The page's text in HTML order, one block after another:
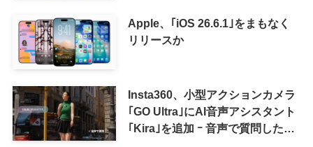
Apple、｢iOS 26.6.1｣をまもなく
リリースか
Insta360、小型アクションカメラ
｢GO Ultra｣にAI音声アシスタント
｢Kira｣を追加 ｰ 音声で質問した